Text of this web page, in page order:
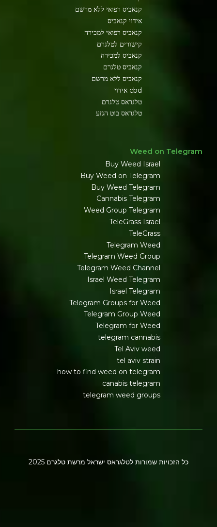
קנאביס רפואי ללא מרשם
אידוי קנאביס
קנאביס רפואי למכירה
קישורים לטלגרם
קנאביס למכירה
קנאביס טלגרם
קנאביס ללא מרשם
cbd אידוי
טלגראס טלגרם
טלגראס בוט הגזע
Weed on Telegram
Buy Weed Israel
Buy Weed on Telegram
Buy Weed Telegram
Cannabis Telegram
Weed Group Telegram
TeleGrass Israel
TeleGrass
Telegram Weed
Telegram Weed Group
Telegram Weed Channel
Israel Weed Telegram
Israel Telegram
Telegram Groups for Weed
Telegram Group Weed
Telegram for Weed
telegram cannabis
Tel Aviv weed
tel aviv strain
how to find weed on telegram
canabis telegram
telegram weed groups
כל הזכויות שמורות לטלגראס ישראל מרשת טלגרם 2025